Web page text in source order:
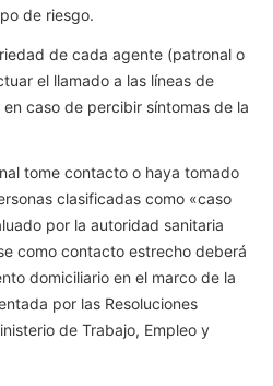
de riesgo.
de cada agente (patronal o
el llamado a las líneas de
caso de percibir síntomas de la
tome contacto o haya tomado
clasificadas como «caso
por la autoridad sanitaria
como contacto estrecho deberá
domiciliario en el marco de la
por las Resoluciones
de Trabajo, Empleo y